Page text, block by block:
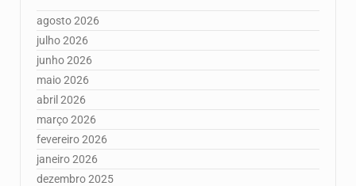
agosto 2026
julho 2026
junho 2026
maio 2026
abril 2026
março 2026
fevereiro 2026
janeiro 2026
dezembro 2025